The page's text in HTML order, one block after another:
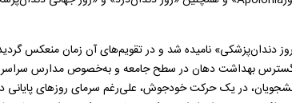
به نام «روز دندان‌پزشکی» نامیده شد و در تقویم‌های آن زمان
و گسترس بهداشت دهان در سطح جامعه و به‌خصوص مدارس
در یک حرکت خودجوش، علی‌رغم سرمای روزهای